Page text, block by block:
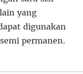
yang
digunakan
permanen.